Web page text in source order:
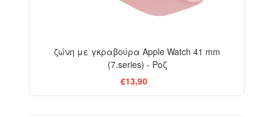
ζώνη με γκραβούρα Apple Watch 41 mm
(7.series) - Ροζ
€13,90